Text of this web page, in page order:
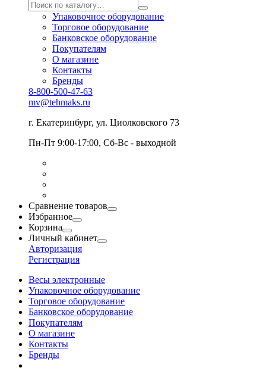
Упаковочное оборудование
Торговое оборудование
Банковское оборудование
Покупателям
О магазине
Контакты
Бренды
8-800-500-47-63
mv@tehmaks.ru
г. Екатеринбург, ул. Циолковского 73
Пн-Пт 9:00-17:00, Сб-Вс - выходной
Сравнение товаров
Избранное
Корзина
Личный кабинет
Авторизация
Регистрация
Весы электронные
Упаковочное оборудование
Торговое оборудование
Банковское оборудование
Покупателям
О магазине
Контакты
Бренды